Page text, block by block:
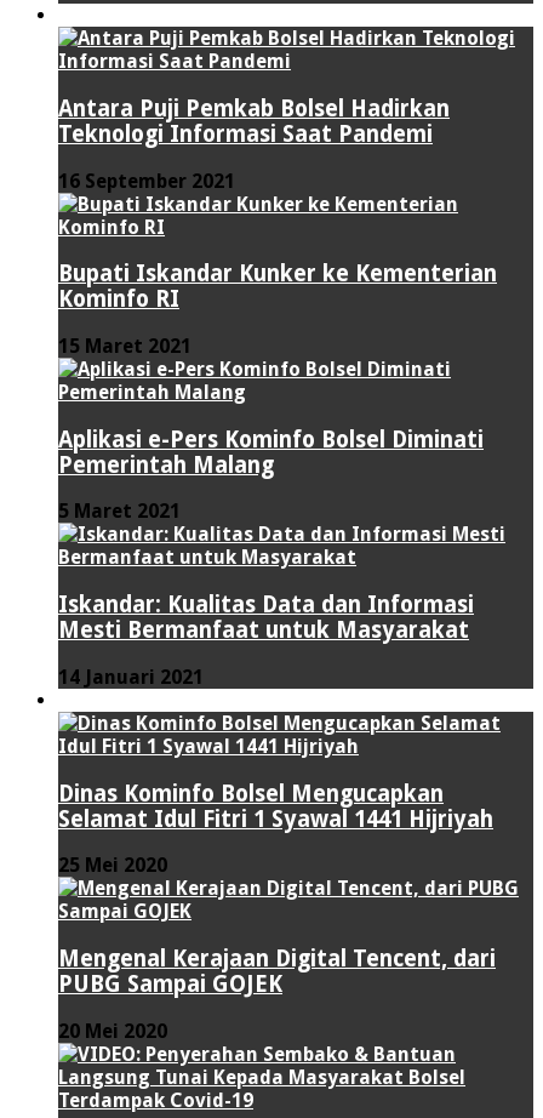
Antara Puji Pemkab Bolsel Hadirkan
Teknologi Informasi Saat Pandemi
16 September 2021
Bupati Iskandar Kunker ke Kementerian
Kominfo RI
15 Maret 2021
Aplikasi e-Pers Kominfo Bolsel Diminati
Pemerintah Malang
5 Maret 2021
Iskandar: Kualitas Data dan Informasi
Mesti Bermanfaat untuk Masyarakat
14 Januari 2021
Dinas Kominfo Bolsel Mengucapkan
Selamat Idul Fitri 1 Syawal 1441 Hijriyah
25 Mei 2020
Mengenal Kerajaan Digital Tencent, dari
PUBG Sampai GOJEK
20 Mei 2020